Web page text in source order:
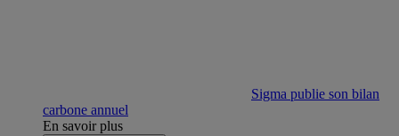
Sigma publie son bilan
carbone annuel
En savoir plus